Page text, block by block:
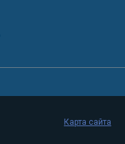
Карта сайта